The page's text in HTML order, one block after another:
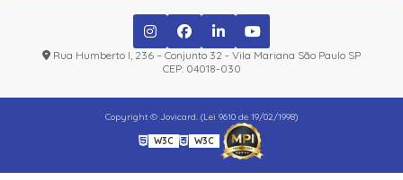
Rua Humberto I, 236 – Conjunto 32 - Vila Mariana São Paulo SP
CEP: 04018-030
Copyright © Jovicard. (Lei 9610 de 19/02/1998)
W3C W3C